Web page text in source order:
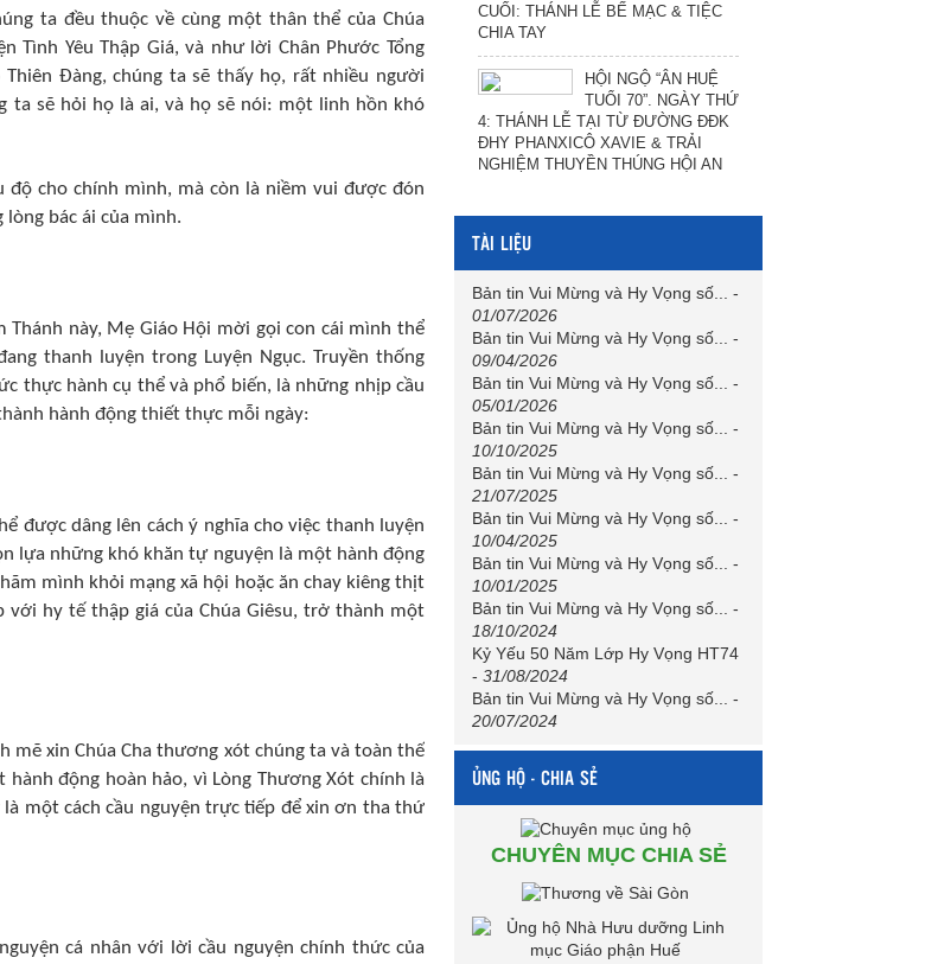
ta đều thuộc về cùng một thân thể của Chúa
Tình Yêu Thập Giá, và như lời Chân Phước Tổng
Đàng, chúng ta sẽ thấy họ, rất nhiều người
ta sẽ hỏi họ là ai, và họ sẽ nói: một linh hồn khó
độ cho chính mình, mà còn là niềm vui được đón
bác ái của mình.
này, Mẹ Giáo Hội mời gọi con cái mình thể
thanh luyện trong Luyện Ngục. Truyền thống
thực hành cụ thể và phổ biến, là những nhịp cầu
hành động thiết thực mỗi ngày:
được dâng lên cách ý nghĩa cho việc thanh luyện
lựa những khó khăn tự nguyện là một hành động
mình khỏi mạng xã hội hoặc ăn chay kiêng thịt
hy tế thập giá của Chúa Giêsu, trở thành một
mẽ xin Chúa Cha thương xót chúng ta và toàn thế
động hoàn hảo, vì Lòng Thương Xót chính là
một cách cầu nguyện trực tiếp để xin ơn tha thứ
cá nhân với lời cầu nguyện chính thức của
CUỐI: THÁNH LỄ BẾ MẠC & TIỆC
CHIA TAY
HỘI NGỘ “ÂN HUỆ
TUỔI 70”. NGÀY THỨ
4: THÁNH LỄ TẠI TỪ ĐƯỜNG ĐĐK
ĐHY PHANXICÔ XAVIE & TRẢI
NGHIỆM THUYỀN THÚNG HỘI AN
TÀI LIỆU
Bản tin Vui Mừng và Hy Vọng số...
-
01/07/2026
Bản tin Vui Mừng và Hy Vọng số...
-
09/04/2026
Bản tin Vui Mừng và Hy Vọng số...
-
05/01/2026
Bản tin Vui Mừng và Hy Vọng số...
-
10/10/2025
Bản tin Vui Mừng và Hy Vọng số...
-
21/07/2025
Bản tin Vui Mừng và Hy Vọng số...
-
10/04/2025
Bản tin Vui Mừng và Hy Vọng số...
-
10/01/2025
Bản tin Vui Mừng và Hy Vọng số...
-
18/10/2024
Kỷ Yếu 50 Năm Lớp Hy Vọng HT74
- 31/08/2024
Bản tin Vui Mừng và Hy Vọng số...
-
20/07/2024
ỦNG HỘ - CHIA SẺ
CHUYÊN MỤC CHIA SẺ